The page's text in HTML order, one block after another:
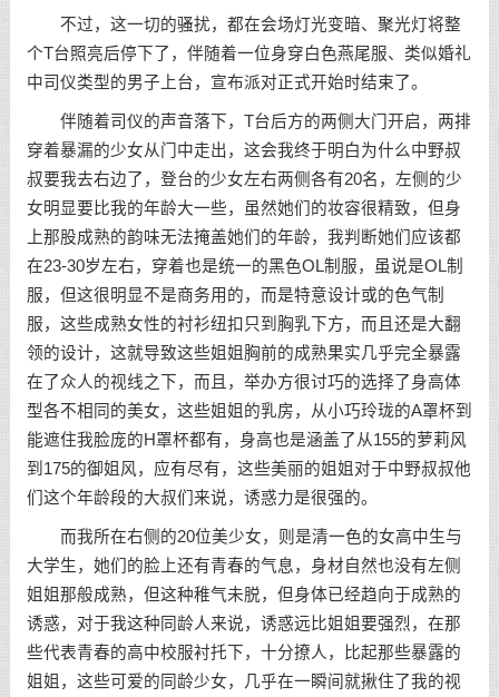
不过，这一切的骚扰，都在会场灯光变暗、聚光灯将整
个T台照亮后停下了，伴随着一位身穿白色燕尾服、类似婚礼
中司仪类型的男子上台，宣布派对正式开始时结束了。
伴随着司仪的声音落下，T台后方的两侧大门开启，两排
穿着暴漏的少女从门中走出，这会我终于明白为什么中野叔
叔要我去右边了，登台的少女左右两侧各有20名，左侧的少
女明显要比我的年龄大一些，虽然她们的妆容很精致，但身
上那股成熟的韵味无法掩盖她们的年龄，我判断她们应该都
在23-30岁左右，穿着也是统一的黑色OL制服，虽说是OL制
服，但这很明显不是商务用的，而是特意设计或的色气制
服，这些成熟女性的衬衫纽扣只到胸乳下方，而且还是大翻
领的设计，这就导致这些姐姐胸前的成熟果实几乎完全暴露
在了众人的视线之下，而且，举办方很讨巧的选择了身高体
型各不相同的美女，这些姐姐的乳房，从小巧玲珑的A罩杯到
能遮住我脸庞的H罩杯都有，身高也是涵盖了从155的萝莉风
到175的御姐风，应有尽有，这些美丽的姐姐对于中野叔叔他
们这个年龄段的大叔们来说，诱惑力是很强的。
而我所在右侧的20位美少女，则是清一色的女高中生与
大学生，她们的脸上还有青春的气息，身材自然也没有左侧
姐姐那般成熟，但这种稚气未脱，但身体已经趋向于成熟的
诱惑，对于我这种同龄人来说，诱惑远比姐姐要强烈，在那
些代表青春的高中校服衬托下，十分撩人，比起那些暴露的
姐姐，这些可爱的同龄少女，几乎在一瞬间就揪住了我的视